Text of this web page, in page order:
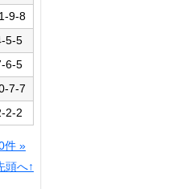
9-8
5-5
6-5
7-7
2-2
件 »
頭へ↑